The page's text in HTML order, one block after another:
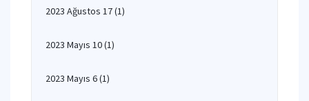
2023 Ağustos 17(1)
2023 Mayıs 10(1)
2023 Mayıs 6(1)